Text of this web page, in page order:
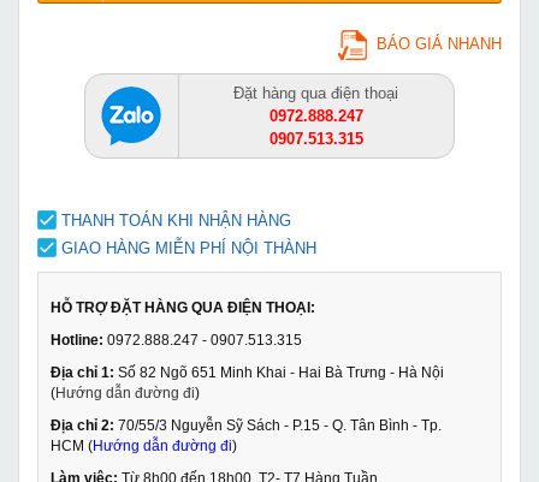
BÁO GIÁ NHANH
Đặt hàng qua điện thoại
0972.888.247
0907.513.315
THANH TOÁN KHI NHẬN HÀNG
GIAO HÀNG MIỄN PHÍ NỘI THÀNH
HỖ TRỢ ĐẶT HÀNG QUA ĐIỆN THOẠI:
Hotline: 0972.888.247 - 0907.513.315
Địa chỉ 1: Số 82 Ngõ 651 Minh Khai - Hai Bà Trưng - Hà Nội
(Hướng dẫn đường đi)
Địa chỉ 2: 70/55/3 Nguyễn Sỹ Sách - P.15 - Q. Tân Bình - Tp.
HCM (Hướng dẫn đường đi)
Làm việc: Từ 8h00 đến 18h00, T2- T7 Hàng Tuần